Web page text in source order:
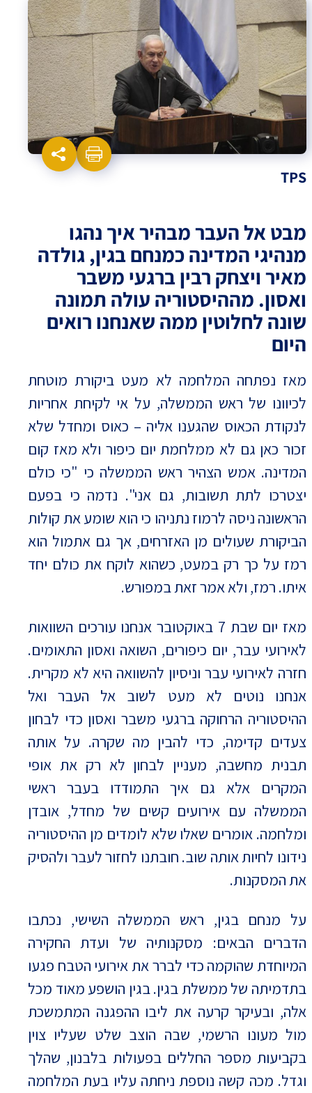
TPS
מבט אל העבר מבהיר איך נהגו
מנהיגי המדינה כמנחם בגין, גולדה
מאיר ויצחק רבין ברגעי משבר
ואסון. מההיסטוריה עולה תמונה
שונה לחלוטין ממה שאנחנו רואים
היום
מאז נפתחה המלחמה לא מעט ביקורת מוטחת
לכיוונו של ראש הממשלה, על אי לקיחת אחריות
לנקודת הכאוס שהגענו אליה – כאוס ומחדל שלא
זכור כאן גם לא ממלחמת יום כיפור ולא מאז קום
המדינה. אמש הצהיר ראש הממשלה כי "כי כולם
יצטרכו לתת תשובות, גם אני". נדמה כי בפעם
הראשונה ניסה לרמוז נתניהו כי הוא שומע את קולות
הביקורת שעולים מן האזרחים, אך גם אתמול הוא
רמז על כך רק במעט, כשהוא לוקח את כולם יחד
איתו. רמז, ולא אמר זאת במפורש.
מאז יום שבת 7 באוקטובר אנחנו עורכים השוואות
לאירועי עבר, יום כיפורים, השואה ואסון התאומים.
חזרה לאירועי עבר וניסיון להשוואה היא לא מקרית.
אנחנו נוטים לא מעט לשוב אל העבר ואל
ההיסטוריה הרחוקה ברגעי משבר ואסון כדי לבחון
צעדים קדימה, כדי להבין מה שקרה. על אותה
תבנית מחשבה, מעניין לבחון לא רק את אופי
המקרים אלא גם איך התמודדו בעבר ראשי
הממשלה עם אירועים קשים של מחדל, אובדן
ומלחמה. אומרים שאלו שלא לומדים מן ההיסטוריה
נידונו לחיות אותה שוב. חובתנו לחזור לעבר ולהסיק
את המסקנות.
על מנחם בגין, ראש הממשלה השישי, נכתבו
הדברים הבאים: מסקנותיה של ועדת החקירה
המיוחדת שהוקמה כדי לברר את אירועי הטבח פגעו
בתדמיתה של ממשלת בגין. בגין הושפע מאוד מכל
אלה, ובעיקר קרעה את ליבו ההפגנה המתמשכת
מול מעונו הרשמי, שבה הוצב שלט שעליו צוין
בקביעות מספר החללים בפעולות בלבנון, שהלך
וגדל. מכה קשה נוספת ניחתה עליו בעת המלחמה